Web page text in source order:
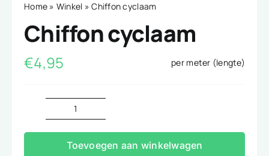
Home » Winkel »Chiffon cyclaam
Chiffon cyclaam
€4,95 per meter (lengte)
Chiffon
cyclaam
aantal
Toevoegen aan winkelwagen